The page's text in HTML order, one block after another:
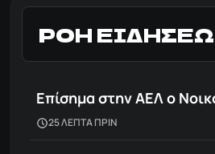
ΡΟΗ
Επίσημα στην ΑΕΛ ο
25 ΛΕΠΤΑ ΠΡΙΝ